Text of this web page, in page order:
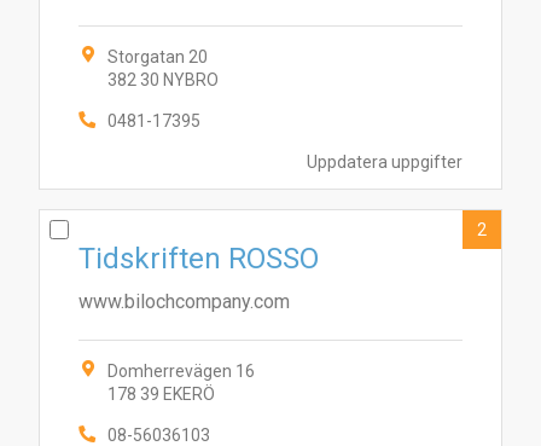
Uppdatera uppgifter
Storgatan 20
382 30 NYBRO
0481-17395
Tidskriften ROSSO
www.bilochcompany.com
Domherrevägen 16
178 39 EKERÖ
08-56036103
2